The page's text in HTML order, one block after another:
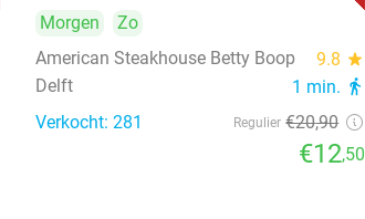
Morgen
Zo
American Steakhouse Betty Boop
9.8 star
Delft 1 min. directions_walk
Verkocht: 281 Regulier €20,90
€12,50